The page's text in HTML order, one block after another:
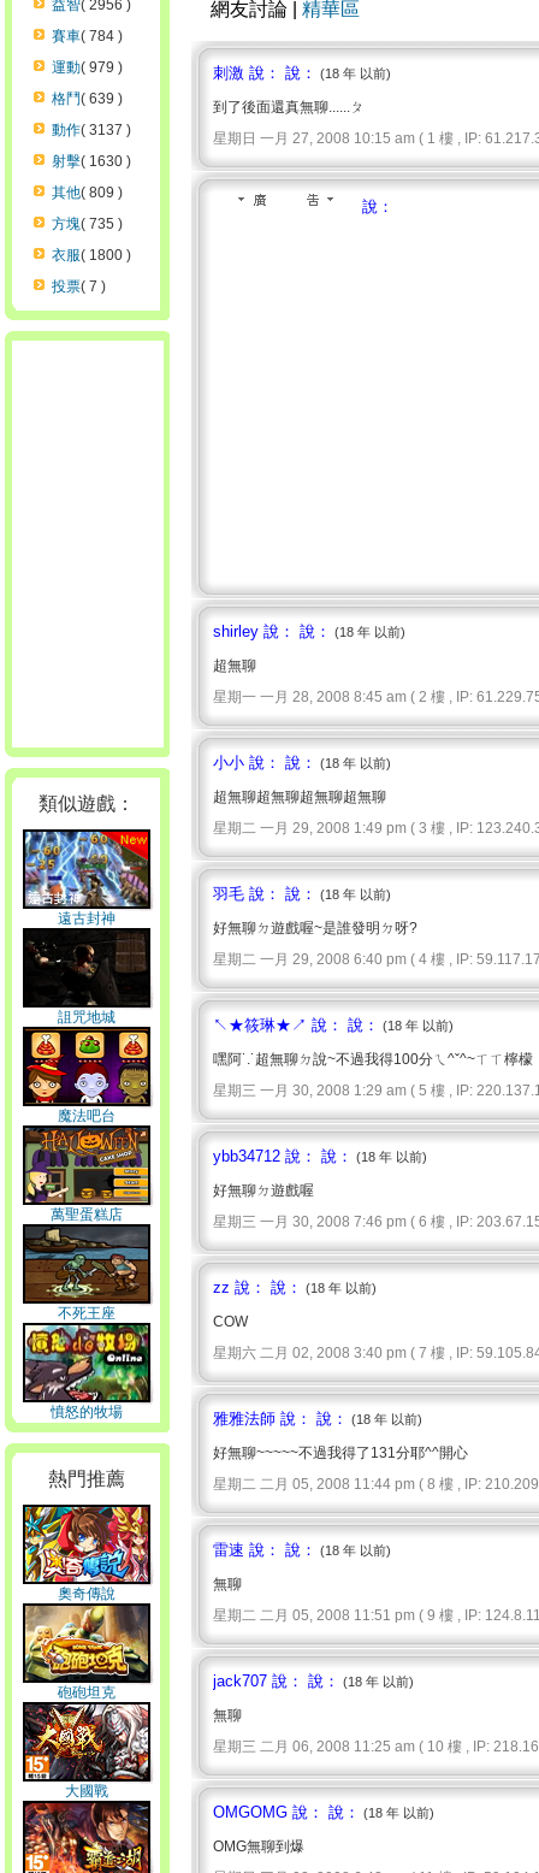
益智( 2956 )
賽車( 784 )
運動( 979 )
格鬥( 639 )
動作( 3137 )
射擊( 1630 )
其他( 809 )
方塊( 735 )
衣服( 1800 )
投票( 7 )
類似遊戲：
遠古封神
詛咒地城
魔法吧台
萬聖蛋糕店
不死王座
憤怒的牧場
熱門推薦
奧奇傳說
砲砲坦克
大國戰
網友討論 | 精華區
刺激 說： 說： (18 年 以前)
到了後面還真無聊......ㄆ
星期日 一月 27, 2008 10:15 am ( 1 樓 , IP:
說：
shirley 說： 說： (18 年 以前)
超無聊
星期一 一月 28, 2008 8:45 am ( 2 樓 , IP:
小小 說： 說： (18 年 以前)
超無聊超無聊超無聊超無聊
星期二 一月 29, 2008 1:49 pm ( 3 樓 , IP:
羽毛 說： 說： (18 年 以前)
好無聊ㄉ遊戲喔~是誰發明ㄉ呀?
星期二 一月 29, 2008 6:40 pm ( 4 樓 , IP:
↖★筱琳★↗ 說： 說： (18 年 以前)
嘿阿˙.˙超無聊ㄉ說~不過我得100分ㄟ^ˇ^~ㄒㄒ檸檬
星期三 一月 30, 2008 1:29 am ( 5 樓 , IP:
ybb34712 說： 說： (18 年 以前)
好無聊ㄉ遊戲喔
星期三 一月 30, 2008 7:46 pm ( 6 樓 , IP:
zz 說： 說： (18 年 以前)
COW
星期六 二月 02, 2008 3:40 pm ( 7 樓 , IP:
雅雅法師 說： 說： (18 年 以前)
好無聊~~~~~不過我得了131分耶^^開心
星期二 二月 05, 2008 11:44 pm ( 8 樓 , IP:
雷速 說： 說： (18 年 以前)
無聊
星期二 二月 05, 2008 11:51 pm ( 9 樓 , IP:
jack707 說： 說： (18 年 以前)
無聊
星期三 二月 06, 2008 11:25 am ( 10 樓 , IP:
OMGOMG 說： 說： (18 年 以前)
OMG無聊到爆